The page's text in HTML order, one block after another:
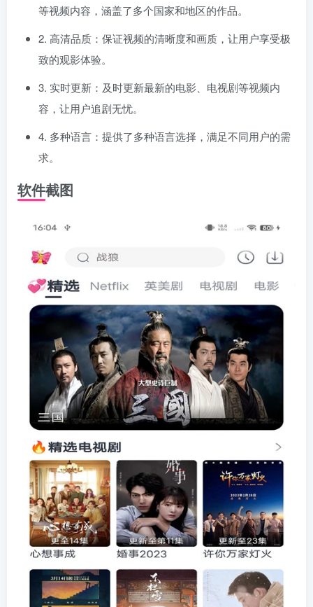
等视频内容，涵盖了多个国家和地区的作品。
2. 高清品质：保证视频的清晰度和画质，让用户享受极
致的观影体验。
3. 实时更新：及时更新最新的电影、电视剧等视频内
容，让用户追剧无忧。
4. 多种语言：提供了多种语言选择，满足不同用户的需
求。
软件截图